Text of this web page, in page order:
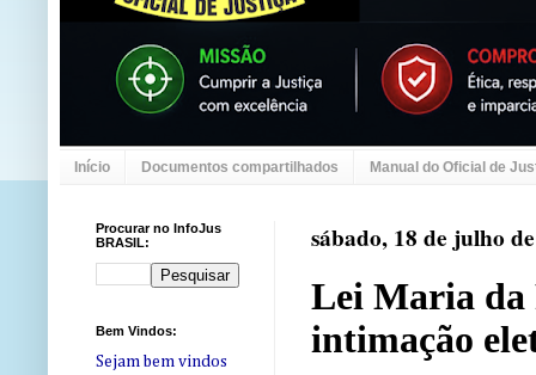
Início Documentos compartilhados Manual do Oficial de
sábado, 18 de julho
Lei Maria da
intimação
Procurar no InfoJus
BRASIL:
Bem Vindos:
Sejam bem vindos